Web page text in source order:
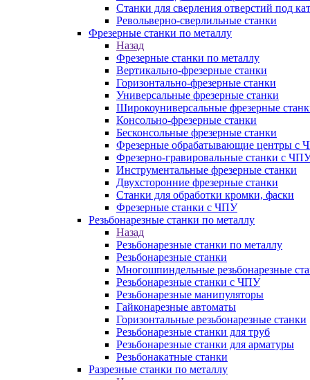
Станки для сверления отверстий под
Револьверно-сверлильные станки
Фрезерные станки по металлу
Назад
Фрезерные станки по металлу
Вертикально-фрезерные станки
Горизонтально-фрезерные станки
Универсальные фрезерные станки
Широкоуниверсальные фрезерные
Консольно-фрезерные станки
Бесконсольные фрезерные станки
Фрезерные обрабатывающие центры с
Фрезерно-гравировальные станки с
Инструментальные фрезерные станки
Двухсторонние фрезерные станки
Станки для обработки кромки, фаски
Фрезерные станки с ЧПУ
Резьбонарезные станки по металлу
Назад
Резьбонарезные станки по металлу
Резьбонарезные станки
Многошпиндельные резьбонарезные
Резьбонарезные станки с ЧПУ
Резьбонарезные манипуляторы
Гайконарезные автоматы
Горизонтальные резьбонарезные станки
Резьбонарезные станки для труб
Резьбонарезные станки для арматуры
Резьбонакатные станки
Разрезные станки по металлу